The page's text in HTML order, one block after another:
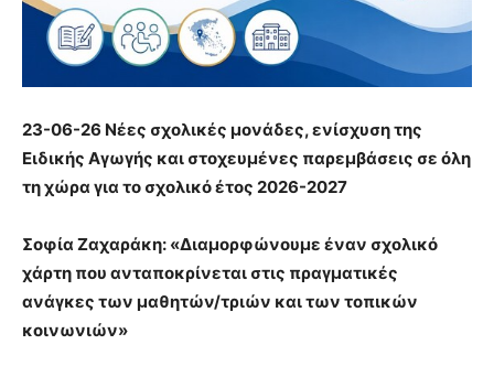
23-06-26 Νέες σχολικές μονάδες, ενίσχυση της
Ειδικής Αγωγής και στοχευμένες παρεμβάσεις σε όλη
τη χώρα για το σχολικό έτος 2026-2027
Σοφία Ζαχαράκη: «Διαμορφώνουμε έναν σχολικό
χάρτη που ανταποκρίνεται στις πραγματικές
ανάγκες των μαθητών/τριών και των τοπικών
κοινωνιών»